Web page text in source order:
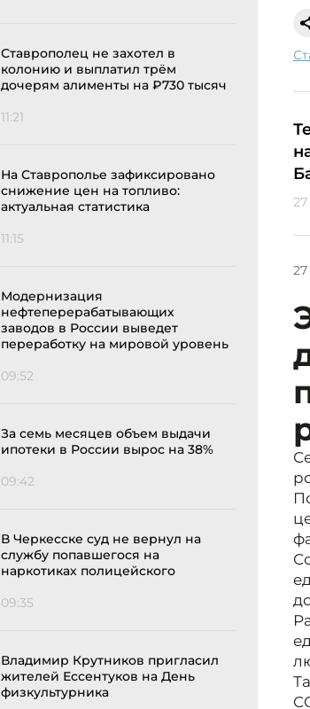
Ставрополец не захотел в
колонию и выплатил трём
дочерям алименты на ₽730 тысяч
11:21
На Ставрополье зафиксировано
снижение цен на топливо:
актуальная статистика
11:15
Модернизация
нефтеперерабатывающих
заводов в России выведет
переработку на мировой уровень
09:52
За семь месяцев объем выдачи
ипотеки в России вырос на 38%
09:42
В Черкесске суд не вернул на
службу попавшегося на
наркотиках полицейского
09:35
Владимир Крутников пригласил
жителей Ессентуков на День
физкультурника